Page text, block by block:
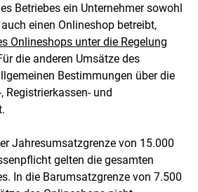
Betriebes ein Unternehmer sowohl
einen Onlineshop betreibt,
Onlineshops unter die Regelung
die anderen Umsätze des
Bestimmungen über die
Registrierkassen- und
Jahresumsatzgrenze von 15.000
gelten die gesamten
In die Barumsatzgrenze von 7.500